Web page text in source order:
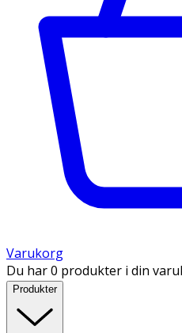
Varukorg
Du har 0 produkter i din
Produkter